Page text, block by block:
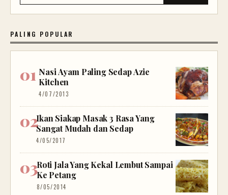
PALING POPULAR
Nasi Ayam Paling Sedap Azie
Kitchen
4/07/2013
Ikan Siakap Masak 3 Rasa Yang
Sangat Mudah dan Sedap
4/05/2017
Roti Jala Yang Kekal Lembut Sampai
Ke Petang
8/05/2014